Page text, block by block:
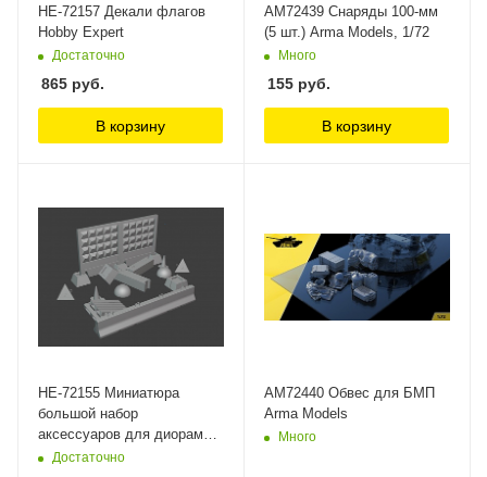
HE-72157 Декали флагов
Hobby Expert
Достаточно
865 руб.
В корзину
AM72439 Снаряды 100-мм
(5 шт.) Arma Models, 1/72
Много
155 руб.
В корзину
HE-72155 Миниатюра
большой набор
аксессуаров для диорамы
Hobby Expert, 1/72
Достаточно
AM72440 Обвес для БМП
Arma Models
Много